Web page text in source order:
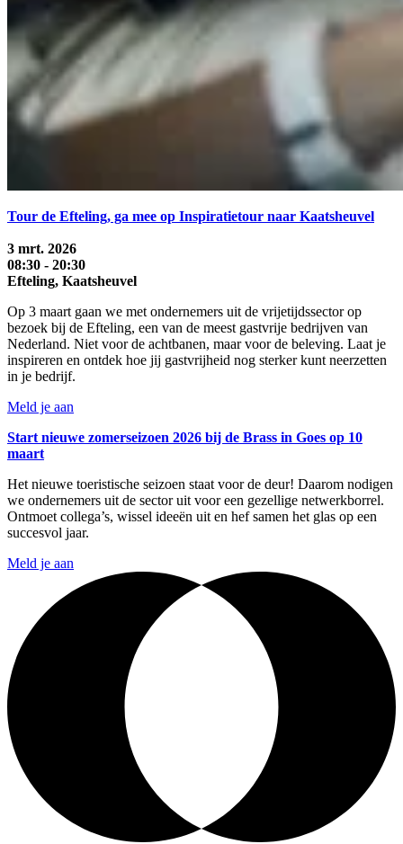
Tour de Efteling, ga mee op Inspiratietour naar Kaatsheuvel
3 mrt. 2026
08:30 - 20:30
Efteling, Kaatsheuvel
Op 3 maart gaan we met ondernemers uit de vrijetijdssector op
bezoek bij de Efteling, een van de meest gastvrije bedrijven van
Nederland. Niet voor de achtbanen, maar voor de beleving. Laat je
inspireren en ontdek hoe jij gastvrijheid nog sterker kunt neerzetten
in je bedrijf.
Meld je aan
Start nieuwe zomerseizoen 2026 bij de Brass in Goes op 10
maart
Het nieuwe toeristische seizoen staat voor de deur! Daarom nodigen
we ondernemers uit de sector uit voor een gezellige netwerkborrel.
Ontmoet collega’s, wissel ideeën uit en hef samen het glas op een
succesvol jaar.
Meld je aan